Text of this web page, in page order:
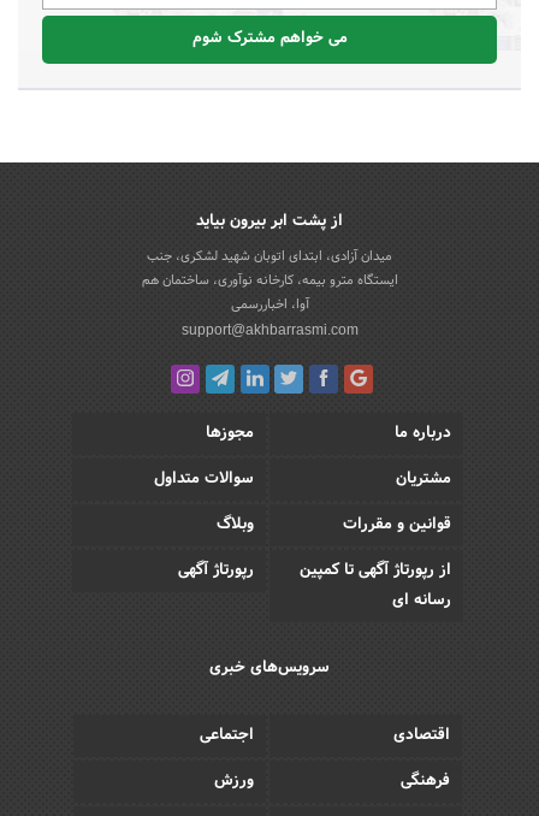
می خواهم مشترک شوم
از پشت ابر بیرون بیاید
میدان آزادی، ابتدای اتوبان شهید لشکری، جنب
ایستگاه مترو بیمه، کارخانه نوآوری، ساختمان هم
آوا، اخباررسمی
support@akhbarrasmi.com
درباره ما
مجوزها
مشتریان
سوالات متداول
قوانین و مقررات
وبلاگ
از رپورتاژ آگهی تا کمپین
رسانه ای
رپورتاژ آگهی
سرویس‌های خبری
اقتصادی
اجتماعی
فرهنگی
ورزش